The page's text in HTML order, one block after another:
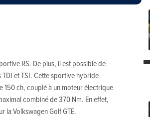
RS. De plus, il est possible de
et TSI. Cette sportive hybride
150 ch, couplé à un moteur électrique
combiné de 370 Nm. En effet,
la Volkswagen Golf GTE.